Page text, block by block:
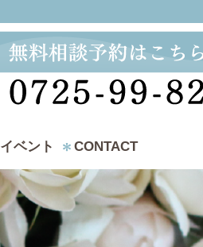
イベント CONTACT